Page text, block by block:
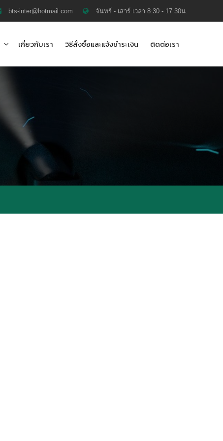
bts-inter@hotmail.com จันทร์ - เสาร์ เวลา 8:30 - 17:30น.
เกี่ยวกับเรา วิธีสั่งซื้อและแจ้งชำระเงิน ติดต่อเรา